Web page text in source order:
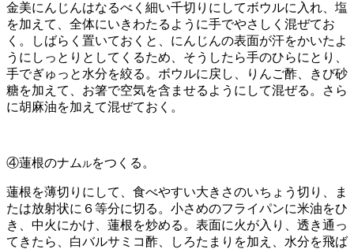
金美にんじんはなるべく細い千切りにしてボウルに入れ、塩
を加えて、全体にいきわたるように手でやさしく混ぜてお
く。しばらく置いておくと、にんじんの表面が汗をかいたよ
うにしっとりとしてくるため、そうしたら手のひらにとり、
手でぎゅっと水分を絞る。ボウルに戻し、りんご酢、きび砂
糖を加えて、お箸で空気を含ませるようにして混ぜる。さら
に胡麻油を加えて混ぜておく。
④蓮根のナム ルをつくる。
蓮根を薄切りにして、食べやすい大きさのいちょう切り、ま
たは放射状に６等分に切る。小さめのフライパンに米油をひ
き、中火にかけ、蓮根を炒める。表面に火が入り、透き通っ
てきたら、白バルサミコ酢、しろたまりを加え、水分を飛ば